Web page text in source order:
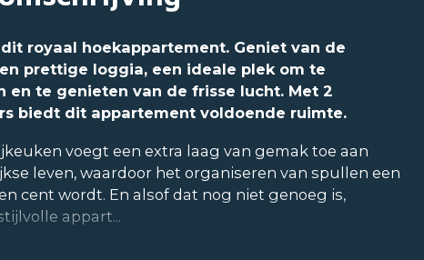
royaal hoekappartement. Geniet van de
prettige loggia, een ideale plek om te
en te genieten van de frisse lucht. Met 2
biedt dit appartement voldoende ruimte.
voegt een extra laag van gemak toe aan
leven, waardoor het organiseren van spullen een
cent wordt. En alsof dat nog niet genoeg is,
appart...